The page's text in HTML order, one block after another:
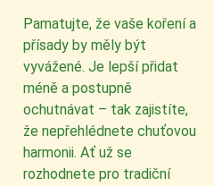
Pamatujte, že vaše koření a
přísady by měly být
vyvážené. Je lepší přidat
méně a postupně
ochutnávat – tak zajistíte,
že nepřehlédnete chuťovou
harmonii. Ať už se
rozhodnete pro tradiční